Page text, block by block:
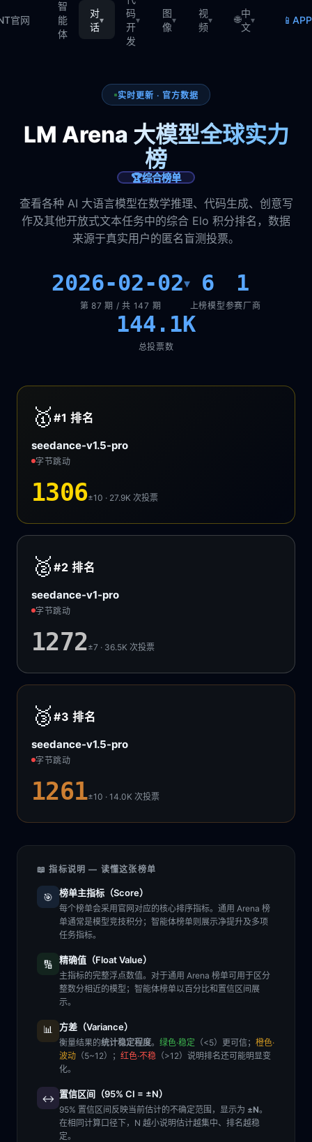
官网
智
能
体
对
话
▾
码
开
发
▾
图
像
▾
视
频
▾ 🌐
中
文
▾ 📱
实时更新 · 官方数据
LM Arena 大模型全球实力
榜
🏆综合榜单
查看各种 AI 大语言模型在数学推理、代码生成、创意写
作及其他开放式文本任务中的综合 Elo 积分排名，数据
来源于真实用户的匿名盲测投票。
2026-02-02▾
第 87 期 / 共 147 期
6
上榜模型
1
参赛厂商
144.1K
总投票数
🥇 #1排名
seedance-v1.5-pro
字节跳动
1306±10 · 27.9K次投票
🥈 #2排名
seedance-v1-pro
字节跳动
1272±7 · 36.5K次投票
🥉 #3排名
seedance-v1.5-pro
字节跳动
1261±10 · 14.0K次投票
📖 指标说明 — 读懂这张榜单
🎯 榜单主指标（Score）
每个榜单会采用官网对应的核心排序指标。通用 Arena 榜
单通常是模型竞技积分；智能体榜单则展示净提升及多项
任务指标。
🔢 精确值（Float Value）
主指标的完整浮点数值。对于通用 Arena 榜单可用于区分
整数分相近的模型；智能体榜单以百分比和置信区间展
示。
📊 方差（Variance）
衡量结果的统计稳定程度。 绿色·稳定 （<5）更可信； 橙色·
波动 （5~12）； 红色·不稳 （>12）说明排名还可能明显变
化。
↔️ 置信区间（95% CI = ±N）
95% 置信区间反映当前估计的不确定范围，显示为 ±N。
在相同计算口径下，N 越小说明估计越集中、排名越稳
定。